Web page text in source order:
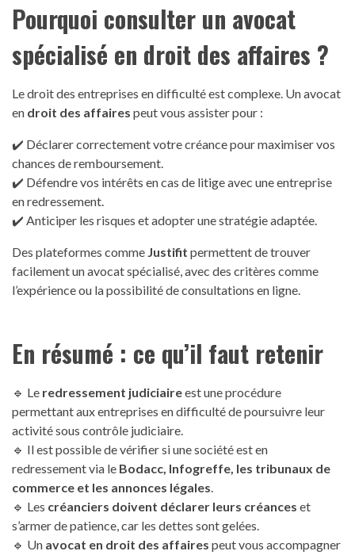
Pourquoi consulter un avocat
spécialisé en droit des affaires ?
Le droit des entreprises en difficulté est complexe. Un avocat
en droit des affaires peut vous assister pour :
✔️ Déclarer correctement votre créance pour maximiser vos
chances de remboursement.
✔️ Défendre vos intérêts en cas de litige avec une entreprise
en redressement.
✔️ Anticiper les risques et adopter une stratégie adaptée.
Des plateformes comme Justifit permettent de trouver
facilement un avocat spécialisé, avec des critères comme
l’expérience ou la possibilité de consultations en ligne.
En résumé : ce qu’il faut retenir
🔹 Le redressement judiciaireest une procédure
permettant aux entreprises en difficulté de poursuivre leur
activité sous contrôle judiciaire.
🔹 Il est possible de vérifier si une société est en
redressement via le Bodacc, Infogreffe, les tribunaux de
commerce et les annonces légales.
🔹 Les créanciers doivent déclarer leurs créances et
s’armer de patience, car les dettes sont gelées.
🔹 Un avocat en droit des affaires peut vous accompagner